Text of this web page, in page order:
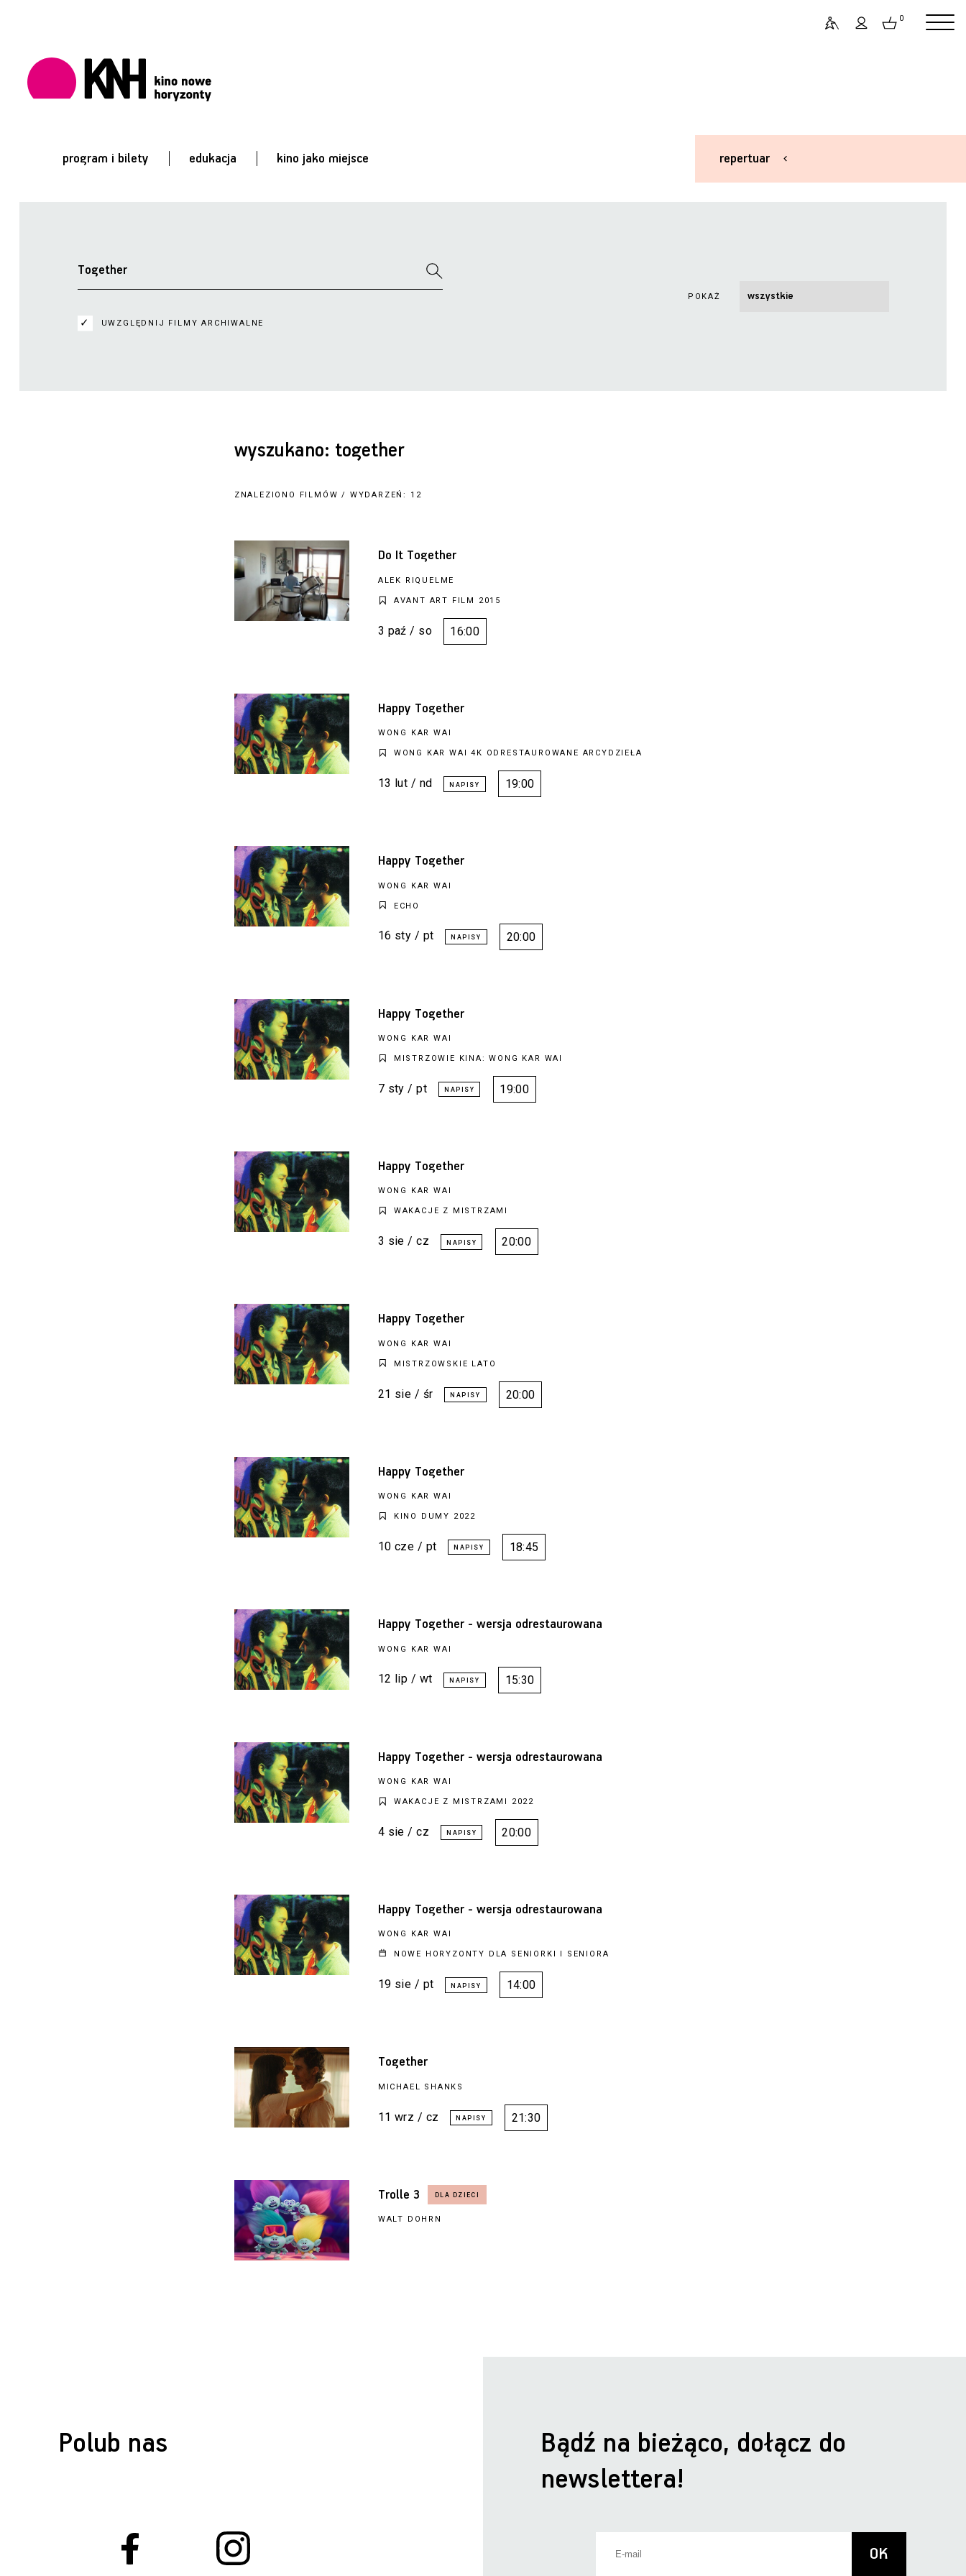
0
program i bilety edukacja kino jako miejsce repertuar
UWZGLĘDNIJ FILMY ARCHIWALNE
POKAŻ
wyszukano: together
ZNALEZIONO FILMÓW / WYDARZEŃ: 12
Do It Together
ALEK RIQUELME
AVANT ART FILM 2015
3 paź / so 16:00
Happy Together
WONG KAR WAI
WONG KAR WAI 4K ODRESTAUROWANE ARCYDZIEŁA
13 lut / nd 19:00
Happy Together
WONG KAR WAI
ECHO
16 sty / pt 20:00
Happy Together
WONG KAR WAI
MISTRZOWIE KINA: WONG KAR WAI
7 sty / pt 19:00
Happy Together
WONG KAR WAI
WAKACJE Z MISTRZAMI
3 sie / cz 20:00
Happy Together
WONG KAR WAI
MISTRZOWSKIE LATO
21 sie / śr 20:00
Happy Together
WONG KAR WAI
KINO DUMY 2022
10 cze / pt 18:45
Happy Together - wersja odrestaurowana
WONG KAR WAI
12 lip / wt 15:30
Happy Together - wersja odrestaurowana
WONG KAR WAI
WAKACJE Z MISTRZAMI 2022
4 sie / cz 20:00
Happy Together - wersja odrestaurowana
WONG KAR WAI
NOWE HORYZONTY DLA SENIORKI I SENIORA
19 sie / pt 14:00
Together
MICHAEL SHANKS
11 wrz / cz 21:30
Trolle 3
WALT DOHRN
Polub nas
Bądź na bieżąco, dołącz do
newslettera!